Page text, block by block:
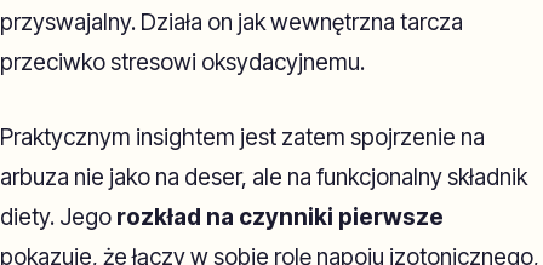
przyswajalny. Działa on jak wewnętrzna tarcza
przeciwko stresowi oksydacyjnemu.
Praktycznym insightem jest zatem spojrzenie na
arbuza nie jako na deser, ale na funkcjonalny składnik
diety. Jego rozkład na czynniki pierwsze
pokazuje, że łączy w sobie rolę napoju izotonicznego,